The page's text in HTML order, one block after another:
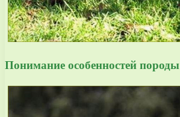
Понимание особенностей породы